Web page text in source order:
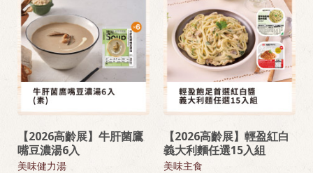
【2026高齡展】牛肝菌鷹
嘴豆濃湯6入
美味健力湯
【2026高齡展】輕盈紅白
義大利麵任選15入組
美味主食